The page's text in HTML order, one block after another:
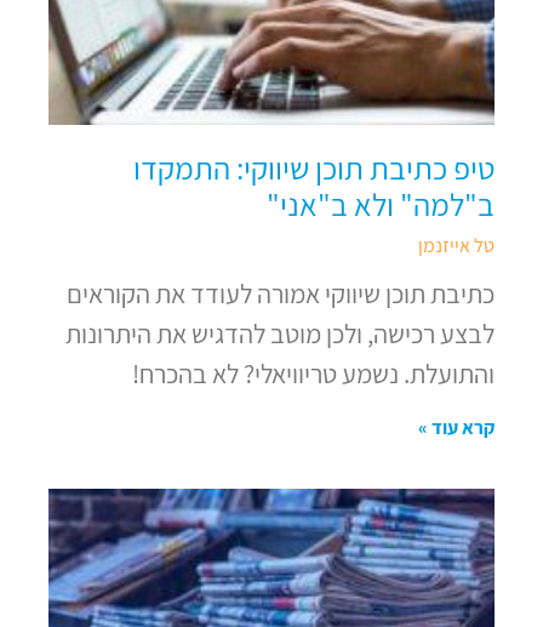
טיפ כתיבת תוכן שיווקי: התמקדו
ב"למה" ולא ב"אני"
טל אייזנמן
כתיבת תוכן שיווקי אמורה לעודד את הקוראים
לבצע רכישה, ולכן מוטב להדגיש את היתרונות
והתועלת. נשמע טריוויאלי? לא בהכרח!
קרא עוד »